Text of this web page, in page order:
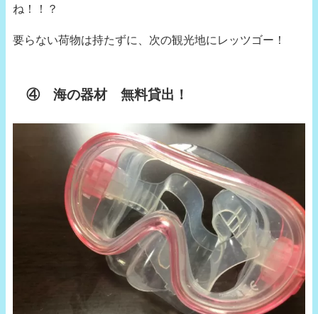
ね！！？
要らない荷物は持たずに、次の観光地にレッツゴー！
④ 海の器材 無料貸出！